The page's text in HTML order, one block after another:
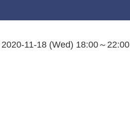
2020-11-18 (Wed) 18:00～22:00